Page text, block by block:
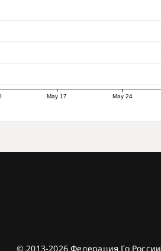
May 17 May 24
© 2013-2026 Федерация Го России